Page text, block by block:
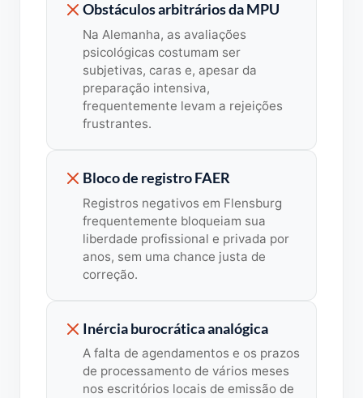
Obstáculos arbitrários da MPU
Na Alemanha, as avaliações
psicológicas costumam ser
subjetivas, caras e, apesar da
preparação intensiva,
frequentemente levam a rejeições
frustrantes.
Bloco de registro FAER
Registros negativos em Flensburg
frequentemente bloqueiam sua
liberdade profissional e privada por
anos, sem uma chance justa de
correção.
Inércia burocrática analógica
A falta de agendamentos e os prazos
de processamento de vários meses
nos escritórios locais de emissão de